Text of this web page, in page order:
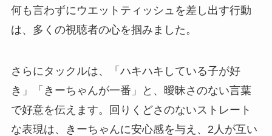
何も言わずにウエットティッシュを差し出す行動
は、多くの視聴者の心を掴みました。
さらにタックルは、「ハキハキしている子が好
き」「きーちゃんが一番」と、曖昧さのない言葉
で好意を伝えます。回りくどさのないストレート
な表現は、きーちゃんに安心感を与え、2人が互い